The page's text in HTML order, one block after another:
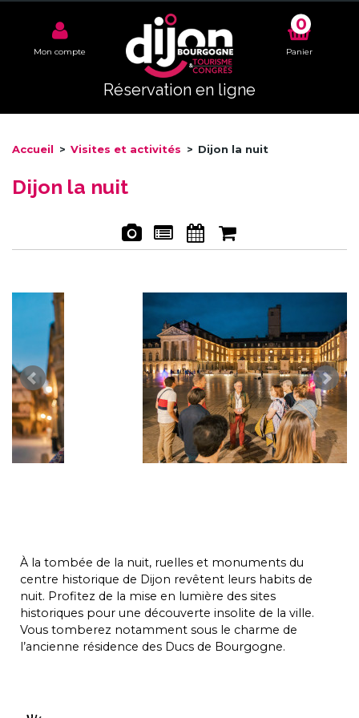
Réservation en ligne
Mon compte Panier
0
Accueil > Visites et activités > Dijon la nuit
Dijon la nuit
À la tombée de la nuit, ruelles et monuments du
centre historique de Dijon revêtent leurs habits de
nuit. Profitez de la mise en lumière des sites
historiques pour une découverte insolite de la ville.
Vous tomberez notamment sous le charme de
l’ancienne résidence des Ducs de Bourgogne.